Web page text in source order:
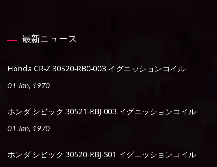
最新ニュース
Honda CR-Z 30520-RB0-003 イグニッションコイル
01 Jan, 1970
ホンダ シビック 30521-RBJ-003 イグニッションコイル
01 Jan, 1970
ホンダ シビック 30520-RBJ-S01 イグニッションコイル